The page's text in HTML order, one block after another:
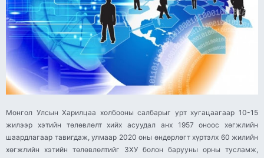
Монгол Улсын Харилцаа холбооны салбарыг урт хугацаагаар 10-15 жилээр хэтийн төлөвлөлт хийх асуудал анх 1957 оноос хөгжлийн шаардлагаар тавигдаж, улмаар 2020 оны өндөрлөгт хүртэлх 60 жилийн хөгжлийн хэтийн төлөвлөлтийг ЗХУ болон барууны орны тусламж, мэргэжилтнүүдтэй манай улсын инженерүүд хамтран ажиллаж, таван удаа хийж, хэрэгжүүлж байв. ЗХУ-ын тусламжтайгаар тус улсын Холбооны яамны зураг төслийн институт “Гипросвязь”-тай хамтран манай улсын Холбооны яам 1960-1970 он хүртэл болон 1970-1990 он хүртэл хоёр үеийг хамарсан ерөнхий схем –төлөвлөгөөг социализмын бүтээн байгуулалтын ид үед гүйцэтгэж хэрэгжүүлжээ. 1957 – 2003 оны хооронд буюу хоёр өөр нийгмийн байгуулалтын үед хийгдсэн хөгжлийн хэтийн төлөвийн таван баримт бичиг нь Монгол Улсын харилцаа холбооны сүлжээний хөгжлийг буухиалан дамжиж ирсэн нь өнөөдрийн хөгжлийн үндэс суурь нь болж байна. Эдгээр ерөнхий болон мастер төлөвлөгөөг өөр хооронд нь салгаж үзэх боломжгүй бөгөөд нэг нэгнээ цагийн урсгал даган дэмжиж хөгжүүлсээр өнөөдрийн Монголын мэдээлэл, харилцаа холбооны нэгдмэл сүлжээг бий болгож, аналогоос тоон систем рүү улмаар интернэт Ай-Пи “сансарын” орчин руу шилжиж буй үе, үеийн инженерийн философийн урсгал билээ. Анхны ерөнхий схем – төлөвлөгөө боловсруулж хэрэгжүүлсэн нь /1957 -1970 он/ Холбооны сайд асан М.Чимэддорж “Дурсамж бодол” номондоо “… Томоохон барилга байгууламжийн хөрөнгө шийдэгдэж, хайгуул, зураг төсөл зохиохоос эхлээд барилга барьж, тоног төхөөрөмж захиалан авч тавьж, ашиглалтанд оруулах хүртэлх ажлын үе шатыг таван жилд багтаахад зарим үед бэрхшээлтэй байсан учир холбооны нэгдсэн сүлжээг шинэчлэхийн тулд харилцаа холбоог 15-20 жилд хөгжүүлэх ерөнхий схем – төлөвлөгөөтэй болгох шаардлагатай байлаа. “…Ерөнхий схем – төлөвлөгөө нь манай улс ардын аж ахуйн дотроос анхных” байж сайд өөрөө удирдан боловсруулсан байна. Улс ардын аж ахуйг 1958-1960 онд хөгжүүлэх гурван жилийн төлөвлөгөөний жилүүдэд холбооны хөгжил байршлын анхны ерөнхий схемийг боловсруулах ажлыг Монголын холбооны анхны инженер, Холбооны сайд М.Чимиддорж гуайн удирдлагаар зөвлөлтийн мэргэжилтэн нар боловсруулжээ. Ерөнхий схемийн төлөвлөгөөний гол агуулга нь Радио нэвтрүүлэх станц, зурагт радио төв болон Цахилгаан холбоо, Шуудан, Холбооны төв барилга гэсэн бүлэг төслүүд байв. Эдгээр төслүүдийн зураг төслийг хийхэд ЗХУ–ын Холбооны яамны Холбооны зураг төслийн институт /ГПИ/-ын ерөнхий инженер А.А.Сычев тэргүүтэй мэргэжилтний хэсэг гүйцэтгэжээ. Тус улсын харилцаа холбоог 15-20 жилд хөгжүүлэх Ерөнхий схем –төлөвлөгөөг нь холбоог хөгжүүлэх талаар хийх гол ажлын техникийн нөхцөл, гүйцэтгэх дэс дарааг тогтоож, шаардагдах хөрөнгө, хүн хүчний хэрэгцээг тооцоолж чадсан гэж үзээд 1957 онд МАХН-ын ТХ-ны УТТ-ны хурлаар сайшаан баталсан байна. И.Норовжав сайд “…Анхны ерөнхий схемийг боловсруулах ажлыг Монголын холбооны анхны инженер, Холбооны сайдаар 1960 -1963 онуудад ажилласан М.Чимиддорж гуайн удирдлагаар Зөвлөлтийн мэргэжилтний оролцоотойгоор боловсруулсан юм гэж бичжээ. Холбооны төв барилга энэ төлөвлөгөөний дагуу баригдаж, нээлтийг 1960 оны 12 дугаар сарын 3-нд хийв. Энэ барилга нь одоогийн Монгол Шуудан компани, Мэдээлэл, холбооны сүлжээ компани, Монголын Цахилгаан холбоо компани, Харилцаа холбоо, мэдээллийн технологийн газар байрлаж буй төв барилга бөгөөд “…Холбооны төв барилгын ашиглалтанд орж байгаа техникийн хэсэг нь 4 давхар нийтдээ 5190 хавтгай дөрвөлжин метр талбайтай 132 тасалгаа бүхий 30 гаруй мянган шоо метр багтаамжтай …” ашиглалтанд орсноос хойш 60 жил болж Радио нэвтрүүлэх станц барьж ашиглалтанд оруулах ажилд анхны инженерүүдийн нэг Ц.Мятав болон төв барилгад холбооны тоног төхөөрөмж суурилуулах ажилд инженерээр төгсөж ирсэн Д.Гарам-Очир, С.Борхүү, Ц.Санжаажамц нар ажилласан байна. Тэдний удирдлагын дор туршлагатай техникчид С.Батдаваа, Л.Гаанжуур, С.Пүрэвсамбуу, Ж.Гомбогив, Х.Гонгор, Ж.Даваадорж, Э.Жамсрандорж, Л.Дэлгэр-очир, Ж.Алтангэрэл, Д.Хасбандан нарын зэрэг “алтан гарт” холбоочид ажилласан байна. БНМАУ-ын харилцаа холбоог хөгжүүлэх анхны ерөнхий схем нь 1957 онд боловсруулагдаж, дээрх том төслүүд хэрэгжсэн бөгөөд 1970-аад оны эх гэхэд тодорхойлсон зорилтууд нь үндсэндээ бүрэн хэрэгжсэн байлаа. Үүнд: Хонхорын радио нэвтрүүлэх төв, Нарангийн хүлээн авах станц, Улаанбаатар хотын зурагт радио станцын төв болон ЗХУ-ын телевизийг “Молния” хиймэл дагуулаас хүлээн авах “Орбит” станц, Холбооны төв барилга зэрэг том төслүүд амжилттай гүйцэтгэж дууссан байна. Энэ схем нь Монгол Улсын холбоог 1957-1970 он хүртэл хөгжүүлэх үндэс нь болж, бодож төлөвлөсөн зүйлүүд нь бүгд биелэгдсэн нь сайд асан М.Чимэддорж гуайн инженерийн ур чадвар, удирдах арга барилын шууд үр дүн байжээ. М.Чимиддорж нь Холбооны яамны ерөнхий инженер, нэгдүгээр орлогч сайдаар /1953-1957онд /ажиллаж байгаад Тээвэр холбооны яамны нэгдүгээр орлогч /1957-1960 онд /, мөн сайд /1960-1962 онд/ байсан, 1951 онд Москва хотын Цахилгаан холбооны институтад радио инженер мэргэжлээр төгссөн. Л.Дамжинжав нь БНМАУ-ын Холбооны сайдаар /1953-1957 онд/, Тээвэр холбооны сайдаар /1957 -1960 онд/ ажиллаж байсан, радиотехникч, төмөр замын инженер- эдийн засагч мэргэжилтэй, улс төрийн дээд боловсролтой. Харилцаа холбооны анхны ерөнхий схем – төлөвлөгөө зохион байгуулах ажлыг дэмжиж зохион байгуулсан байна. Энэ ерөнхий схем-төлөвлөгөөний хүрээнд бүх аймгийн төвийн холбооны байрыг 2-3 давхар болгох, нэг загварын зураг төсөл гаргаж хэрэгжүүлж эхэлжээ. Төлөвлөгөөнд шийдвэрлэгдэж, баригдсан барилга байгууламж, дэд бүтэц нь 60 жилийн дараа ч гэсэн аналог сүлжээгээр дамжин тоон технологи болон Ай-Пи технологийн хөгжлийн үндэс суурь нь болж ашиглагдаж байгаа нь алс хэтийг бүр 60 жилийг харж төлөвлөсөн нь төслийн удирдагч, сайд асан М.Чимиддорж гуайн инженерийн философийн бүтээлч сэтгэлгээ юм. БНМАУ-ын Харилцаа холбооны хөгжил, байршлын ерөнхий схем /1970-1990/ М.Чимиддорж сайд асан номондоо “…Тус улсын эдийн засаг, соёлын хөгжлийг дагаж, ард түмний амьдралд харилцаа холбооны үйлчилгээ өргөн нэвтэрсээр байв. Улсын төлөвлөгөөний комисс, Шинжлэх ухааны академи хамтран Монгол Улсын шийдвэрлэх хүчнийг хөгжүүлэн байршуулах 10-15 жилийн ерөнхий төлөвлөгөөг 1970-аад онд гаргаж, түүний хүрээнд харилцаа холбоог 1970-1990 онд хөгжүүлэн байршуулах хоёр дахь ерөнхий схемийн төлөвлөгөө гарсан билээ. Хоёр дахь ерөнхий схем – төлөвлөгөөг боловсруулахад Зөвлөлтийн холбооны “Гипросвязь” институт оролцсон гэж тэмдэглэжээ. 1970 -1972 онд тус улсын харилцаа холбоог 1976-1990 онд хөгжүүлэх “БНМАУ-ын Харилцаа холбооны хөгжил, байршлын ерөнхий схем”-ийг тэр үеийн ЗХУ-ын Холбооны яамны НИИР, ЦНИИС, ГСПИ-ээр /ахлагч нь доктор Исакова Анна Александровна/ хийлгэсэн нь холбооны салбарын цаашдын хөгжлийг эрчимжүүлэх, туйлын оновчтой зөв шийдэл бүхий техникийн бодлогыг явуулахад чухал үүрэг гүйцэтгэсэн бөгөөд 1990 он гэхэд энэ ерөнхий схемд тавьсан зорилтууд нь үндсэндээ бүрэн хэрэгжсэн юм гэж тэмдэгсэн байна. Уг ерөнхий схемийн техникийн даалгавар боловсруулах Монголын талын ажлын хэсгийн ахлагчаар Д.Гарам-очир, гишүүдэд яамны Л.Лантуу, Д.Цэвэлмаа, И.Норовжав, Р.Дэчинлхүндэв, Л.Нацагдорж, н.Найдансүрэн, Д.Дашцэрэн, Л.Бадарч, Б.Алтангэрэл нарын санал санаачлага чухал үүрэг гүйцэтгэж байлаа. Энэхүү төлөвлөгөөний үзэл санаа нь БНМАУ-ын Харилцаа холбооны нэгдсэн сүлжээ болох агаарын зэс шугамыг радио релей, тэгш хэмт кабель, сансрын системүүдийн аль ашигтай хувилбараар солих, өргөн уудам нутгийг бүхэлд нь радиожуулах, үндэсний телевизийн нэвтрүүлгийг сум, орон нутагт хүргэх, бүх сумыг телефон холбоогоор хангах, хөдөө орон нутаг малчдыг холбоожуулах, шуудангийн үйлчилгээгээр хангахад чиглэгдсэн байлаа. Д.Готов сайд асан “Амьдралын зам” номондоо “… БНМАУ-ын харилцаа холбоог 1976-1990 онуудад хөгжүүлэх ерөнхий төлөвлөгөөг ЗХУ-ын Холбооны яамны Гипросвязь институтийн мэргэжилтнүүдтэй яамны бүх хэлтэс, хүн хүчээ дайчлан ажиллаж 1972 онд боловсруулж дуусгаад МАХН ТХ, СнЗ-д оруулж сайшаалгасан бөгөөд түүнийг хэрэгжүүлэх богино хугацаатай төлөвлөгөөг таван жилээр гаргадаг болсон юм. Энэхүү хэтийн төлөвлөгөөний үзэл санаа нь БНМАУ-ын харилцаа холбооны нэгдсэн сүлжээ болох агаарын зэс шугамыг радио релей, тэгш хэмт кабель, сансрын системүүдийн аль ашигтай хувилбараар сонгох…” гэж тэмдэглэсэн нь сүлжээний дамжуулах байгууламжийг сонгоход чанарын өөрчлөлт гарч байгааг илтгэсэн байна. Хот хоорондын дамжуулах байгууламжид радио релейн систем нэвтрэх нөхцөл бүрдэж, ЗХУ-ын 60 сая рублийн бэлгээр КУРС системийг 1978 оноос эхлэн байгуулж “…үндсэндээ арван таван жил үргэлжилсэн холбооны салбарын хөгжлийг орчин үеийн түвшинд хүргэхэд шийдвэрлэх үүрэг гүйцэтгэсэн нь өнөөдрийн хот хоорондын аналог сүлжээнээс тоон урсгалын үндсэн сүлжээнд шилжүүлэн ашиглах дэд бүтцийг байгуулсан том төсөл байлаа. Энэ хот хоорондын үндсэн сүлжээний дамжуулах байгууламжаар радио релейн сонгон хэрэгжүүлсэн тухай “Тулгын чулууг тулалцсан минь” 1999 он номонд дэлгэрэнгүй тусгажээ. 4000 шахам км урттай 85 радио релейн станцын байгуулалт нь хоёрдугаар хөгжлийн ерөнхий схем – төлөвлөгөөний гол төслийн нэг болж хэрэгжсэн байна. “Монголын Цахилгаан Холбоог хөгжүүлэх” мастер төлөвлөгөө /1993 – 2010/ Telecommunications Development Master Plan Mongolia нэртэй энэхүү мастер төлөвлөгөөний гол зорилго нь Монголын Харилцаа Холбоо компаний /МХХК/ үндсэн сүлжээг автоматжуулсан тоон сүлжээнд шилжүүлэх үндсэн чиглэлийг тодорхойлж, 2000 он хүртэл хэрэгжүүлэх хандлагыг ерөнхийд нь тодорхойлсон болно. Энэ мастер планыг гүйцэтгэхэд Азийн Хөгжлийн Банк /АХБ/ санхүүжүүлж, Английн ВТ Teleconsult Ltd болон Touche Ross Ltd–ний судалгааны багийн удирдлагаар Монголын харилцаа холбооны салбарын туршлагатай менежерүүд, инженерүүд, эрдэмтдээс бүрдсэн баг хамтран ажиллаж, 1991-1993 онд гүйцэтгэж, Монголын талд хүлээлгэж өгчээ. Хамтарсан багийн бүрэлдэхүүн нь: Английн талын судалгааны баг: BT Teleconsult: John Ford – Team Leader, Planning and Report Structure, John Cole – External Network, Peter Frost-Operations & Maintenance, Alan Marsh-Transmission, Radio, satellite, Brian Gaulden-Sector & Institutional, and Training, Touché Ross: Stuart Mungall – Sector & Institutional, Keith Dewel –